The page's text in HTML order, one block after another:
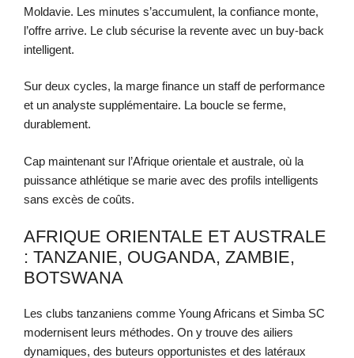
Moldavie. Les minutes s’accumulent, la confiance monte,
l’offre arrive. Le club sécurise la revente avec un buy-back
intelligent.
Sur deux cycles, la marge finance un staff de performance
et un analyste supplémentaire. La boucle se ferme,
durablement.
Cap maintenant sur l’Afrique orientale et australe, où la
puissance athlétique se marie avec des profils intelligents
sans excès de coûts.
AFRIQUE ORIENTALE ET AUSTRALE
: TANZANIE, OUGANDA, ZAMBIE,
BOTSWANA
Les clubs tanzaniens comme Young Africans et Simba SC
modernisent leurs méthodes. On y trouve des ailiers
dynamiques, des buteurs opportunistes et des latéraux